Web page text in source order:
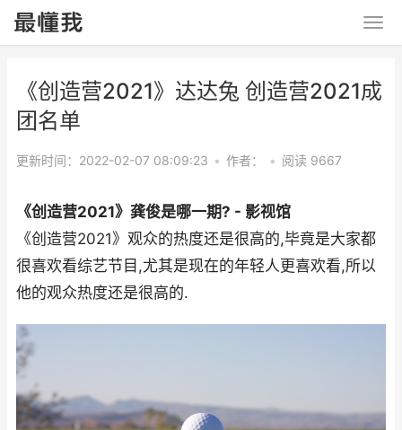
《创造营2021》达达兔 创造营2021成
团名单
更新时间：2022-02-07 08:09:23 • 作者： • 阅读 9667
《创造营2021》龚俊是哪一期? - 影视馆
《创造营2021》观众的热度还是很高的,毕竟是大家都
很喜欢看综艺节目,尤其是现在的年轻人更喜欢看,所以
他的观众热度还是很高的.